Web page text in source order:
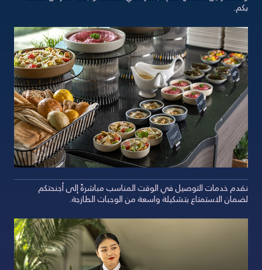
بكم.
نقدم خدمات التوصيل في الوقت المناسب مباشرةً إلى أجنحتكم
لضمان الاستمتاع بتشكيلة واسعة من الوجبات الطازجة.